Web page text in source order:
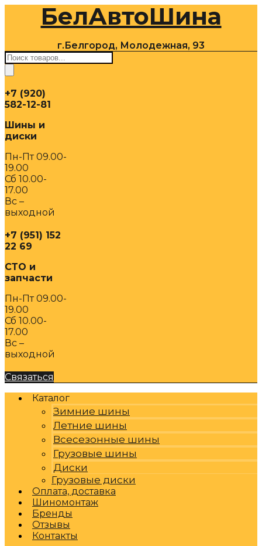
содержимомуБелАвтоШина
г.Белгород, Молодежная, 93
Поиск
товаров
+7 (920)
582-12-81
Шины и
диски
Пн-Пт 09.00-
19.00
Сб 10.00-
17.00
Вс –
выходной
+7 (951) 152
22 69
СТО и
запчасти
Пн-Пт 09.00-
19.00
Сб 10.00-
17.00
Вс –
выходной
Связаться
Каталог
Зимние шины
Летние шины
Всесезонные шины
Грузовые шины
Диски
Грузовые диски
Оплата, доставка
Шиномонтаж
Бренды
Отзывы
Контакты